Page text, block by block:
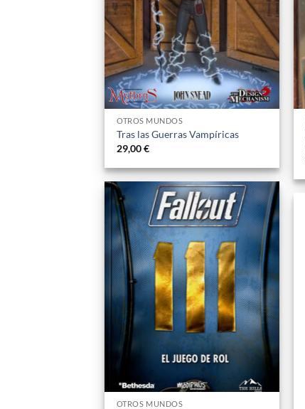
OTROS MUNDOS
Tras las Guerras Vampíricas
29,00€
Añadir
a la
lista
de
deseos
OTROS MUNDOS